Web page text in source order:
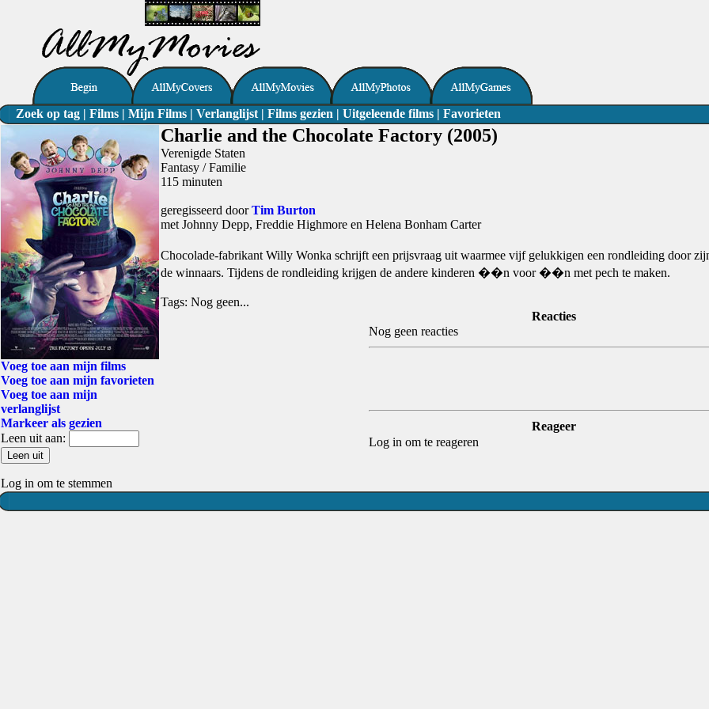
Zoek op tag | Films | Mijn Films | Verlanglijst | Films gezien | Uitgeleende films | Favorieten
Voeg toe aan mijn films
Voeg toe aan mijn favorieten
Voeg toe aan mijn
verlanglijst
Markeer als gezien
Leen uit aan:
Log in om te stemmen
Charlie and the Chocolate Factory (2005)
Verenigde Staten
Fantasy / Familie
115 minuten
geregisseerd doorTim Burton
met Johnny Depp, Freddie Highmore en Helena Bonham Carter
Chocolade-fabrikant Willy Wonka schrijft een prijsvraag uit waarmee vijf gelukkigen een rondleiding door
de winnaars. Tijdens de rondleiding krijgen de andere kinderen ��n voor ��n met pech te maken.
Tags: Nog geen...
Reacties
Nog geen reacties
Reageer
Log in om te reageren